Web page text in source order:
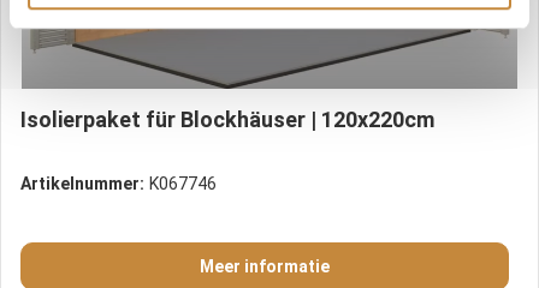
Isolierpaket für Blockhäuser | 120x220cm
Artikelnummer: K067746
Meer informatie